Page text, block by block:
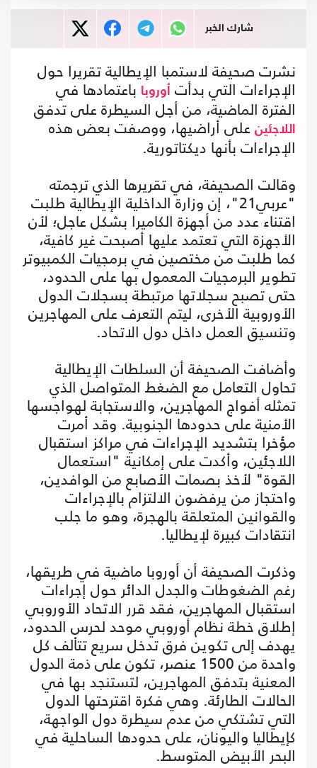
شارك الخبر
نشرت صحيفة لاستمبا الإيطالية تقريرا حول
الإجراءات التي بدأت أوروبا باعتمادها في
الفترة الماضية، من أجل السيطرة على تدفق
اللاجئين على أراضيها، ووصفت بعض هذه
الإجراءات بأنها ديكتاتورية.
وقالت الصحيفة، في تقريرها الذي ترجمته
"عربي21"، إن وزارة الداخلية الإيطالية طلبت
اقتناء عدد من أجهزة الكاميرا بشكل عاجل؛ لأن
الأجهزة التي تعتمد عليها أصبحت غير كافية،
كما طلبت من مختصين في برمجيات الكمبيوتر
تطوير البرمجيات المعمول بها على الحدود،
حتى تصبح سجلاتها مرتبطة بسجلات الدول
الأوروبية الأخرى، ليتم التعرف على المهاجرين
وتنسيق العمل داخل دول الاتحاد.
وأضافت الصحيفة أن السلطات الإيطالية
تحاول التعامل مع الضغط المتواصل الذي
تمثله أفواج المهاجرين، والاستجابة لهواجسها
الأمنية على حدودها الجنوبية. وقد أمرت
مؤخرا بتشديد الإجراءات في مراكز استقبال
اللاجئين، وأكدت على إمكانية "استعمال
القوة" لأخذ بصمات الأصابع من الوافدين،
واحتجاز من يرفضون الالتزام بالإجراءات
والقوانين المتعلقة بالهجرة، وهو ما جلب
انتقادات كبيرة لإيطاليا.
وذكرت الصحيفة أن أوروبا ماضية في طريقها،
رغم الضغوطات والجدل الدائر حول إجراءات
استقبال المهاجرين، فقد قرر الاتحاد الأوروبي
إطلاق خطة نظام أوروبي موحد لحرس الحدود،
يهدف إلى تكوين فرق تدخل سريع تتألف كل
واحدة من 1500 عنصر، تكون على ذمة الدول
المعنية بتدفق المهاجرين، لتستنجد بها في
الحالات الطارئة. وهي فكرة اقترحتها الدول
التي تشتكي من عدم سيطرة دول الواجهة،
كإيطاليا واليونان، على حدودها الساحلية في
البحر الأبيض المتوسط.